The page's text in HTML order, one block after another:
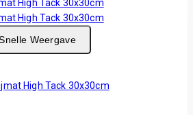
Weergave
High Tack 30x30cm